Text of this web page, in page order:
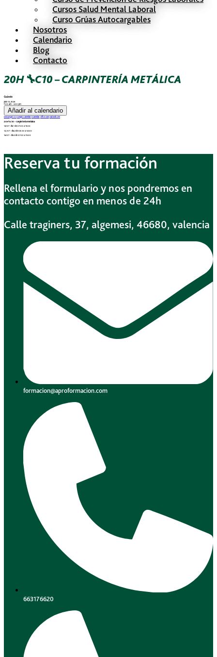
Cursos Salud Mental Laboral
Curso Grúas Autocargables
Nosotros
Calendario
Blog
Contacto
20H🔧C10 – CARPINTERÍA METÁLICA
Cuándo
julio 13, 2026
7:00 am - 3:00 pm
Añadir al calendario
Descargar ICS Google Calendar iCalendar Office 365 Outlook Live
20H🔧C10 – Carpintería metálica
13/07- día 1 de 07:00 a 15:00
14/07 – día 2 de 08:00 a 12:00
16/07 – día 3 de 07:00 a 15:00
Reserva tu formación
Rellena el formulario y nos pondremos en
contacto contigo en menos de 24h
Calle traginers, 37, algemesi, 46680, valencia
formacion@aproformacion.com
663176620